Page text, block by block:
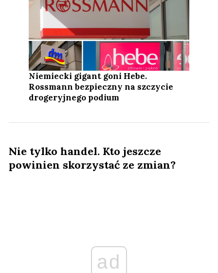
Niemiecki gigant goni Hebe.
Rossmann bezpieczny na szczycie
drogeryjnego podium
Nie tylko handel. Kto jeszcze
powinien skorzystać ze zmian?
ad